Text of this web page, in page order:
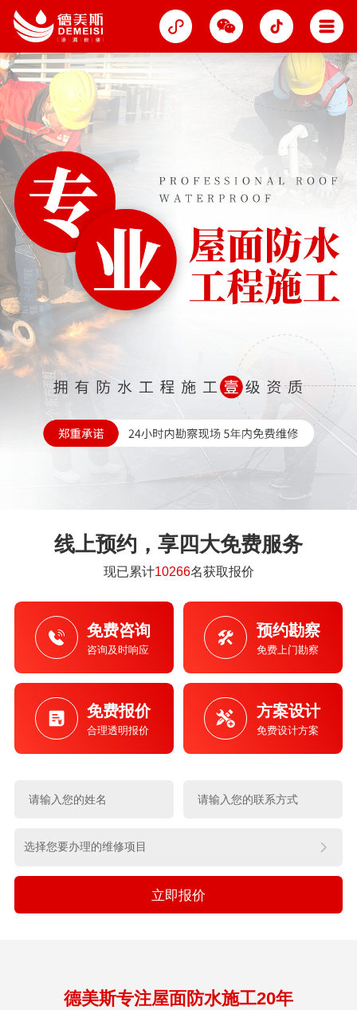
线上预约，享四大免费服务
现已累计10266名获取报价
免费咨询
咨询及时响应
预约勘察
免费上门勘察
免费报价
合理透明报价
方案设计
免费设计方案
立即报价
德美斯专注屋面防水施工20年